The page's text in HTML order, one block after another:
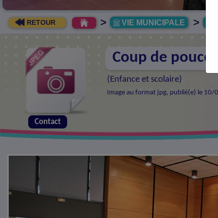
RETOUR > VIE MUNICIPALE >
Coup de pouce
(Enfance et scolaire)
Image au format jpg, publié(e) le
Contact